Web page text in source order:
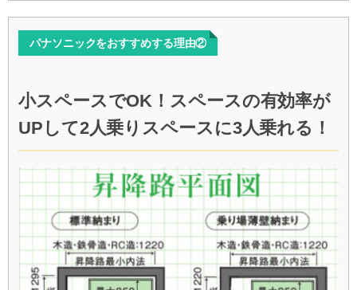
パナソニックをおすすめする理由②
小スペースでOK！スペースの有効率が
UPして2人乗りスペースに3人乗れる！